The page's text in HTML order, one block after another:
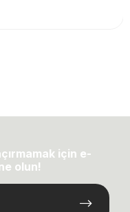
için e-
olun!